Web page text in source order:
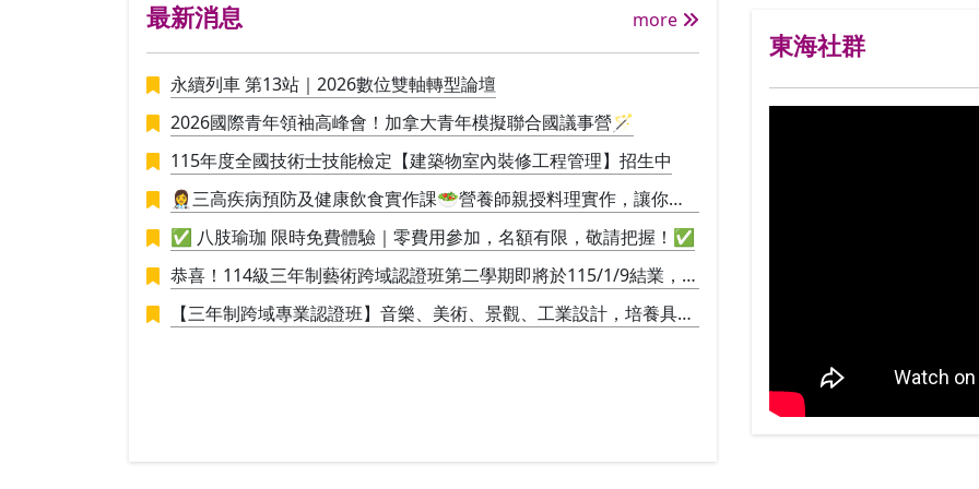
最新消息 more
永續列車 第13站｜2026數位雙軸轉型論壇
2026國際青年領袖高峰會！加拿大青年模擬聯合國議事營🪄
115年度全國技術士技能檢定【建築物室內裝修工程管理】招生中
👩‍⚕️三高疾病預防及健康飲食實作課🥗營養師親授料理實作，讓你直
接應用於生活
✅ 八肢瑜珈 限時免費體驗｜零費用參加，名額有限，敬請把握！✅
恭喜！114級三年制藝術跨域認證班第二學期即將於115/1/9結業，並
進行學員學期成果展策展。
【三年制跨域專業認證班】音樂、美術、景觀、工業設計，培養具備
東海社群